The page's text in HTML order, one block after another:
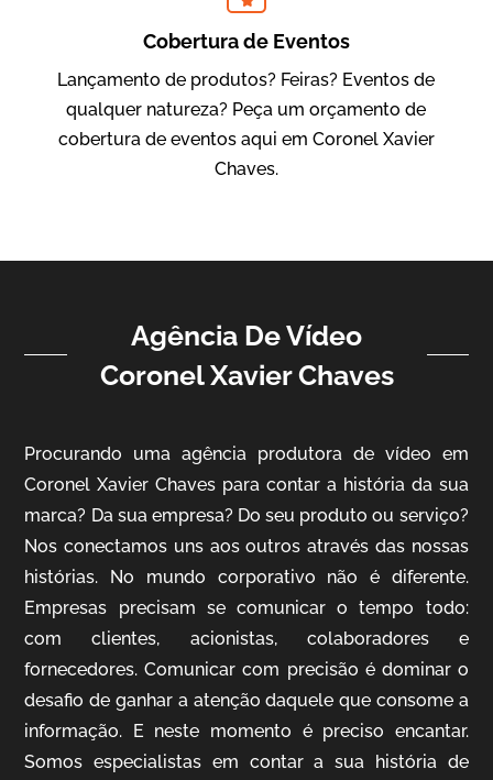
IBCC
Vídeo Institucional
Vídeo Institucional
IQVIA
Cobertura de Eventos
Cobertura de Eventos
Lançamento de produtos? Feiras? Eventos de
qualquer natureza? Peça um orçamento de
cobertura de eventos aqui em Coronel Xavier
Chaves.
Agência De Vídeo
Coronel Xavier Chaves
Procurando uma agência produtora de vídeo em
Coronel Xavier Chaves para contar a história da sua
marca? Da sua empresa? Do seu produto ou serviço?
Nos conectamos uns aos outros através das nossas
histórias. No mundo corporativo não é diferente.
Empresas precisam se comunicar o tempo todo:
com clientes, acionistas, colaboradores e
fornecedores. Comunicar com precisão é dominar o
desafio de ganhar a atenção daquele que consome a
informação. E neste momento é preciso encantar.
Somos especialistas em contar a sua história de